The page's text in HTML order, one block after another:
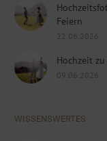
Feiern
22.06.2026
Hochzeit
09.06.2026
WISSENSWERTES